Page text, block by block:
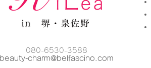
080-6530-3588
beauty-charm@belfascino.com